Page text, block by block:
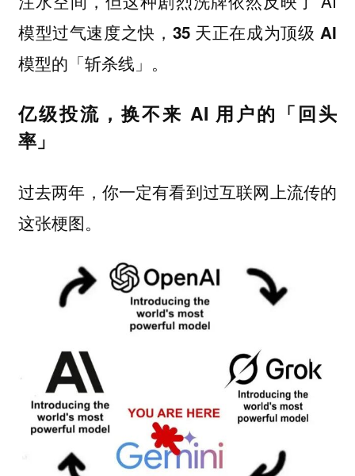
模型过气速度之快， 35 天正在成为顶级 AI
模型的「斩杀线」。
亿级投流，换不来 AI 用户的「回头
率」
过去两年，你一定有看到过互联网上流传的
这张梗图。